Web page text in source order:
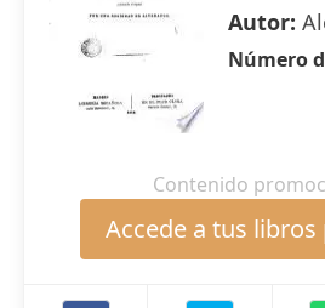
Autor:
Número
Contenido
Accede a tus